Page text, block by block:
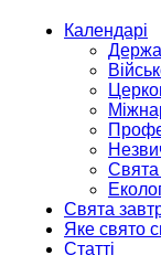
Календарі
Свята
Свята
Яке свято
Статті